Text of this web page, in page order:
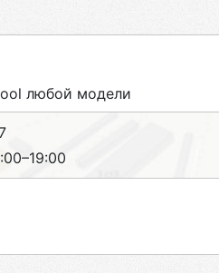
любой модели